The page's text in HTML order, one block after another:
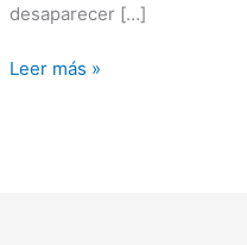
desaparecer […]
Leer más »